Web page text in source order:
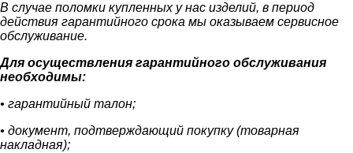
В случае поломки купленных у нас изделий, в период
действия гарантийного срока мы оказываем сервисное
обслуживание.
Для осуществления гарантийного обслуживания
необходимы:
• гарантийный талон;
• документ, подтверждающий покупку (товарная
накладная);